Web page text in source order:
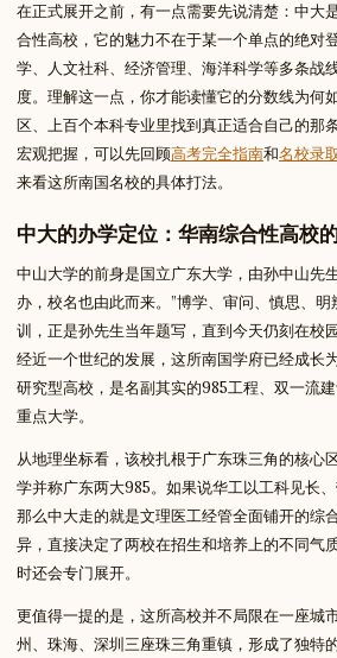
在正式展开之前，有一点需要先说清楚：中大
合性高校，它的魅力不在于某一个单点的绝对
学、人文社科、经济管理、海洋科学等多条战
度。理解这一点，你才能读懂它的分数线为何
区、上百个本科专业里找到真正适合自己的那
宏观把握，可以先回顾高考完全指南和名校录
来看这所南国名校的具体打法。
中大的办学定位：华南综合性高校
中山大学的前身是国立广东大学，由孙中山先
办，校名也由此而来。”博学、审问、慎思、明
训，正是孙先生当年题写，直到今天仍刻在校
经近一个世纪的发展，这所南国学府已经成长
研究型高校，是名副其实的985工程、双一流
重点大学。
从地理坐标看，该校扎根于广东珠三角的核心
学并称广东两大985。如果说华工以工科见长
那么中大走的就是文理医工经管全面铺开的综
异，直接决定了两校在招生和培养上的不同气
时还会专门展开。
更值得一提的是，这所高校并不局限在一座城
州、珠海、深圳三座珠三角重镇，形成了独特